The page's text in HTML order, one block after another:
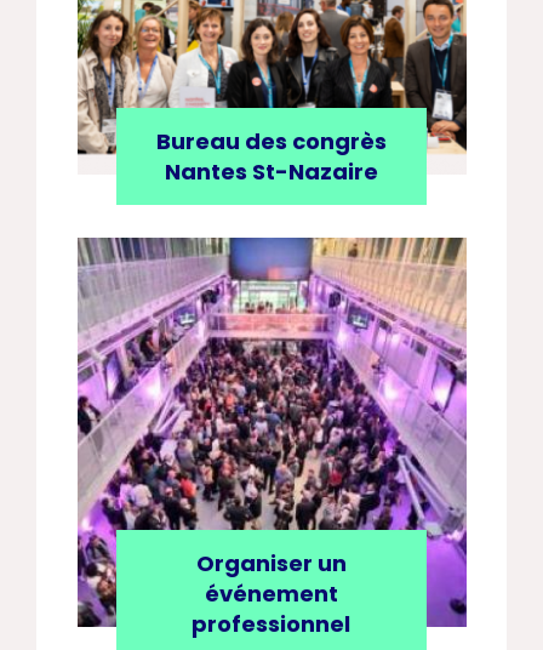
Bureau des congrès
Nantes St-Nazaire
Organiser un
événement
professionnel